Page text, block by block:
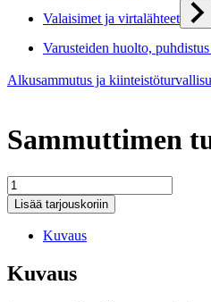
Valaisimet ja virtalähteet
Varusteiden huolto,
Alkusammutus ja
Sammuttimen
Sammuttimen
tunnistekilpi
-
//
T0658
Lisää tarjouskoriin
Kuvaus
Kuvaus